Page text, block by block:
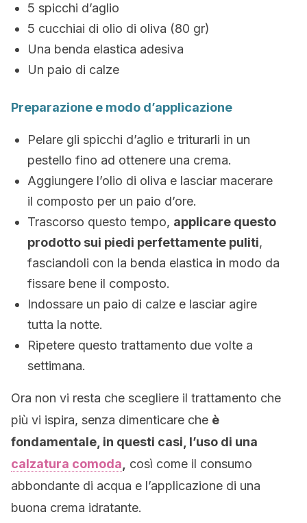
5 spicchi d’aglio
5 cucchiai di olio di oliva (80 gr)
Una benda elastica adesiva
Un paio di calze
Preparazione e modo d’applicazione
Pelare gli spicchi d’aglio e triturarli in un
pestello fino ad ottenere una crema.
Aggiungere l’olio di oliva e lasciar macerare
il composto per un paio d’ore.
Trascorso questo tempo, applicare questo
prodotto sui piedi perfettamente puliti,
fasciandoli con la benda elastica in modo da
fissare bene il composto.
Indossare un paio di calze e lasciar agire
tutta la notte.
Ripetere questo trattamento due volte a
settimana.
Ora non vi resta che scegliere il trattamento che
più vi ispira, senza dimenticare che è
fondamentale, in questi casi, l’uso di una
calzatura comoda
così come il consumo
abbondante di acqua e l’applicazione di una
buona crema idratante.